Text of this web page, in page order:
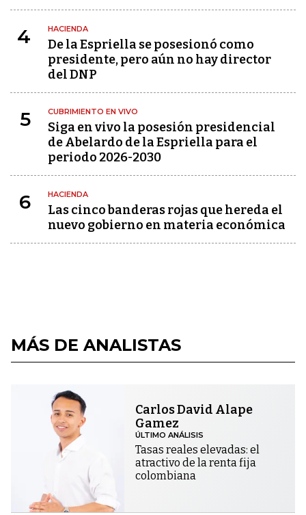
4 HACIENDA
De la Espriella se posesionó como
presidente, pero aún no hay director
del DNP
5 CUBRIMIENTO EN VIVO
Siga en vivo la posesión presidencial
de Abelardo de la Espriella para el
periodo 2026-2030
6 HACIENDA
Las cinco banderas rojas que hereda el
nuevo gobierno en materia económica
MÁS DE ANALISTAS
Carlos David Alape
Gamez
ÚLTIMO ANÁLISIS
Tasas reales elevadas: el
atractivo de la renta fija
colombiana